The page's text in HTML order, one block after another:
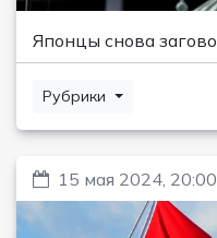
Японцы снова
Рубрики
15 мая 2024, 20:00